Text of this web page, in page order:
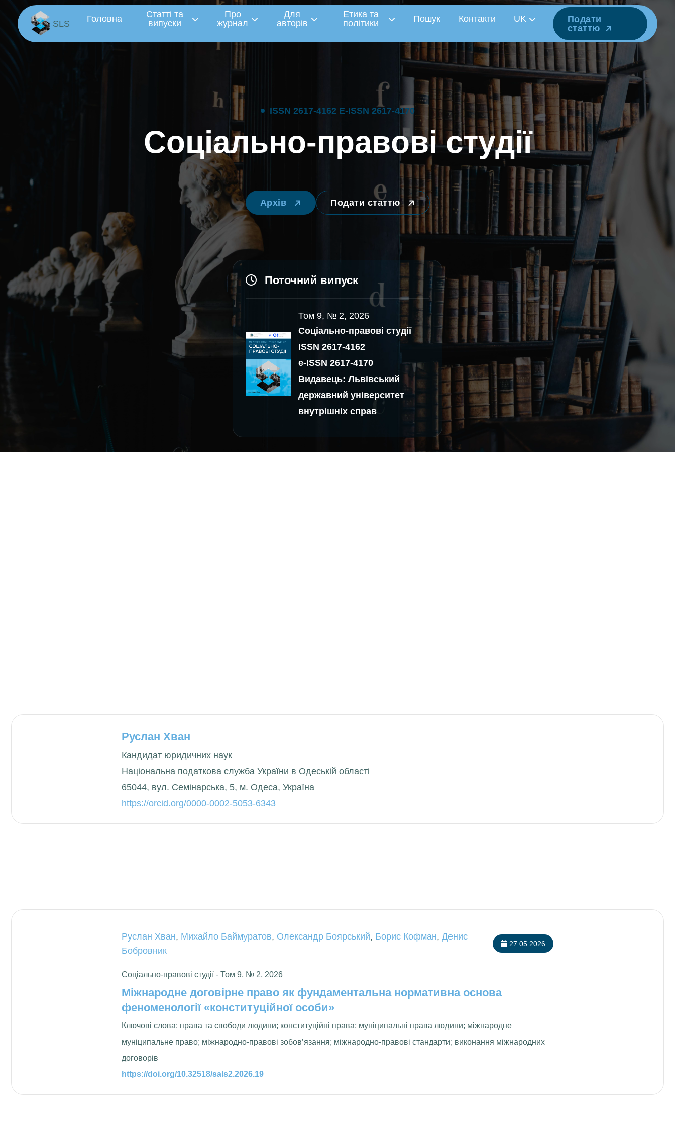
SLS Головна
Статті та
випуски
Про
журнал
Для
авторів
Етика та
політики
Пошук Контакти UK
Подати
статтю
ISSN 2617-4162 E-ISSN 2617-4170
Соціально-правові студії
Архів Подати статтю
Поточний випуск
Том 9, № 2, 2026
Соціально-правові студії
ISSN 2617-4162
e-ISSN 2617-4170
Видавець: Львівський
державний університет
внутрішніх справ
Руслан Хван
Кандидат юридичних наук
Національна податкова служба України в Одеській області
65044, вул. Семінарська, 5, м. Одеса, Україна
https://orcid.org/0000-0002-5053-6343
Руслан Хван, Михайло Баймуратов, Олександр Боярський, Борис Кофман, Денис
Бобровник
27.05.2026
Соціально-правові студії - Том 9, № 2, 2026
Міжнародне договірне право як фундаментальна нормативна основа
феноменології «конституційної особи»
Ключові слова: права та свободи людини; конституційні права; муніципальні права людини; міжнародне
муніципальне право; міжнародно-правові зобов’язання; міжнародно-правові стандарти; виконання міжнародних
договорів
https://doi.org/10.32518/sals2.2026.19